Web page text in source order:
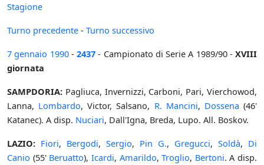
Stagione
Turno precedente - Turno successivo
7 gennaio 1990- 2437 - Campionato di Serie A 1989/90 - XVIII
giornata
SAMPDORIA: Pagliuca, Invernizzi, Carboni, Pari, Vierchowod,
Lanna, Lombardo, Victor, Salsano, R. Mancini, Dossena (46'
Katanec). A disp. Nuciari, Dall'Igna, Breda, Lupo. All. Boskov.
LAZIO: Fiori, Bergodi, Sergio, Pin G., Gregucci, Soldà, Di
Canio (55' Beruatto), Icardi, Amarildo,Troglio, Bertoni. A disp.